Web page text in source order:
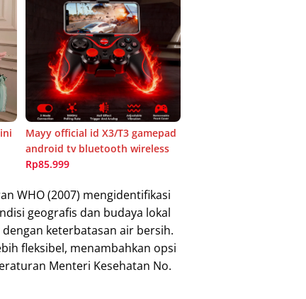
Mayy official id X3/T3 gamepad
android tv bluetooth wireless
Rp85.999
WHO (2007) mengidentifikasi
geografis dan budaya lokal
keterbatasan air bersih.
fleksibel, menambahkan opsi
Menteri Kesehatan No.